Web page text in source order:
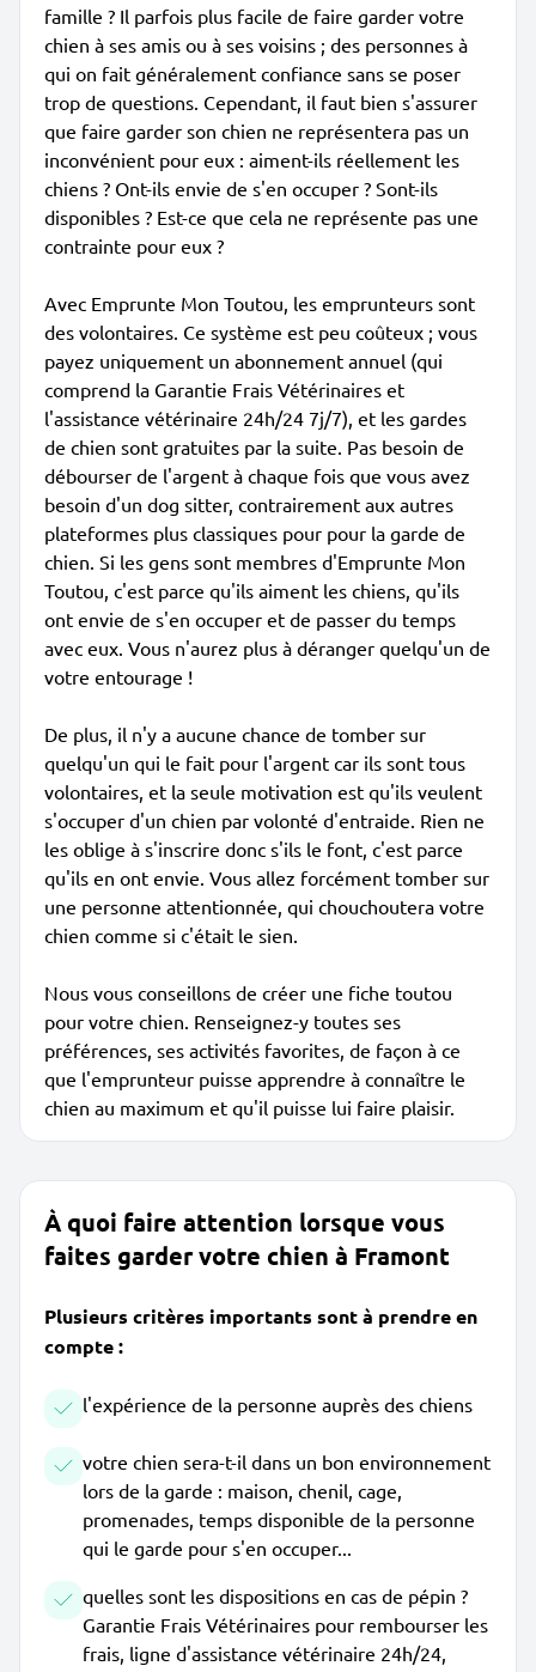
famille ? Il parfois plus facile de faire garder votre
chien à ses amis ou à ses voisins ; des personnes à
qui on fait généralement confiance sans se poser
trop de questions. Cependant, il faut bien s'assurer
que faire garder son chien ne représentera pas un
inconvénient pour eux : aiment-ils réellement les
chiens ? Ont-ils envie de s'en occuper ? Sont-ils
disponibles ? Est-ce que cela ne représente pas une
contrainte pour eux ?
Avec Emprunte Mon Toutou, les emprunteurs sont
des volontaires. Ce système est peu coûteux ; vous
payez uniquement un abonnement annuel (qui
comprend la Garantie Frais Vétérinaires et
l'assistance vétérinaire 24h/24 7j/7), et les gardes
de chien sont gratuites par la suite. Pas besoin de
débourser de l'argent à chaque fois que vous avez
besoin d'un dog sitter, contrairement aux autres
plateformes plus classiques pour pour la garde de
chien. Si les gens sont membres d'Emprunte Mon
Toutou, c'est parce qu'ils aiment les chiens, qu'ils
ont envie de s'en occuper et de passer du temps
avec eux. Vous n'aurez plus à déranger quelqu'un de
votre entourage !
De plus, il n'y a aucune chance de tomber sur
quelqu'un qui le fait pour l'argent car ils sont tous
volontaires, et la seule motivation est qu'ils veulent
s'occuper d'un chien par volonté d'entraide. Rien ne
les oblige à s'inscrire donc s'ils le font, c'est parce
qu'ils en ont envie. Vous allez forcément tomber sur
une personne attentionnée, qui chouchoutera votre
chien comme si c'était le sien.
Nous vous conseillons de créer une fiche toutou
pour votre chien. Renseignez-y toutes ses
préférences, ses activités favorites, de façon à ce
que l'emprunteur puisse apprendre à connaître le
chien au maximum et qu'il puisse lui faire plaisir.
À quoi faire attention lorsque vous
faites garder votre chien à Framont
Plusieurs critères importants sont à prendre en
compte :
l'expérience de la personne auprès des chiens
votre chien sera-t-il dans un bon environnement
lors de la garde : maison, chenil, cage,
promenades, temps disponible de la personne
qui le garde pour s'en occuper...
quelles sont les dispositions en cas de pépin ?
Garantie Frais Vétérinaires pour rembourser les
frais, ligne d'assistance vétérinaire 24h/24,